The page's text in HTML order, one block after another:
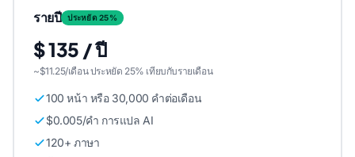
รายปี ประหยัด 25%
$ 135 / ปี
~$11.25/เดือน ประหยัด 25% เทียบกับรายเดือน
100 หน้า หรือ 30,000 คําต่อเดือน
$0.005/คํา การแปล AI
120+ ภาษา